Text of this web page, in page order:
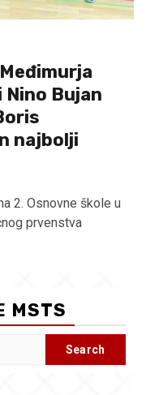
Nino Bujan
najbolji
2. Osnovne škole u
prvenstva
MSTS